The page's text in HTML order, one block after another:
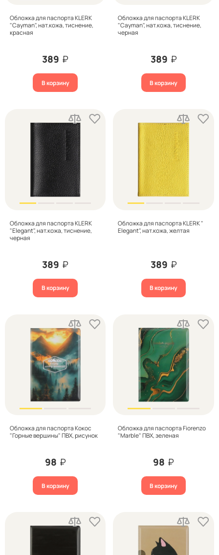
Обложка для паспорта KLERK
"Cayman", нат.кожа, тиснение,
красная
389 ₽
В корзину
Обложка для паспорта KLERK
"Cayman", нат.кожа, тиснение,
черная
389 ₽
В корзину
Обложка для паспорта KLERK
"Elegant", нат.кожа, тиснение,
черная
389 ₽
В корзину
Обложка для паспорта KLERK "
Elegant", нат.кожа, желтая
389 ₽
В корзину
Обложка для паспорта Кокос
"Горные вершины" ПВХ, рисунок
98 ₽
В корзину
Обложка для паспорта Fiorenzo
"Marble" ПВХ, зеленая
98 ₽
В корзину